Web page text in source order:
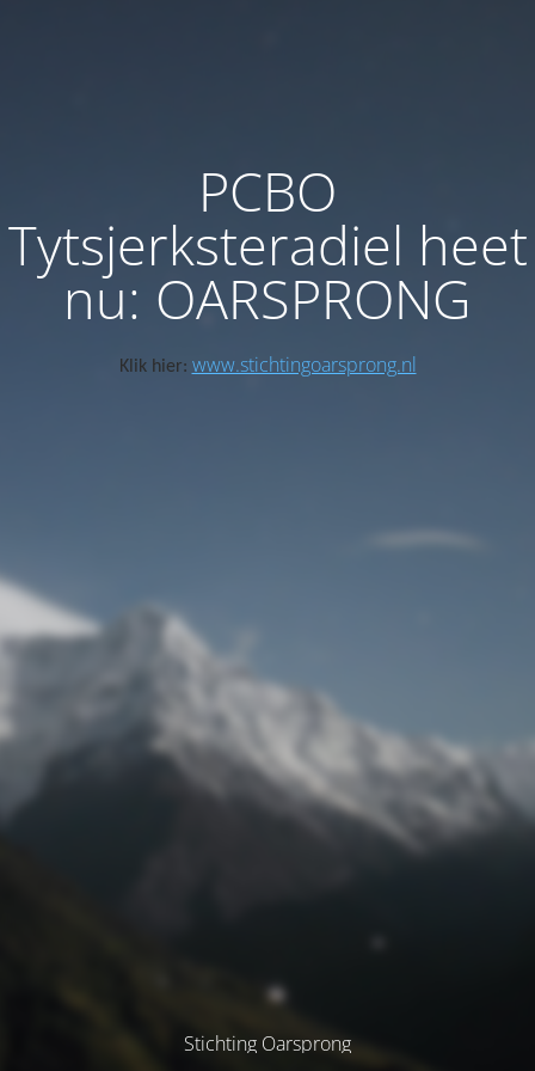
PCBO
Tytsjerksteradiel heet
nu: OARSPRONG
Klik hier: www.stichtingoarsprong.nl
Stichting Oarsprong